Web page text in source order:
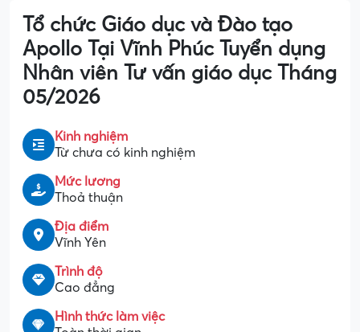
Tổ chức Giáo dục và Đào tạo
Apollo Tại Vĩnh Phúc Tuyển dụng
Nhân viên Tư vấn giáo dục Tháng
05/2026
Kinh nghiệm
Từ chưa có kinh nghiệm
Mức lương
Thoả thuận
Địa điểm
Vĩnh Yên
Trình độ
Cao đẳng
Hình thức làm việc